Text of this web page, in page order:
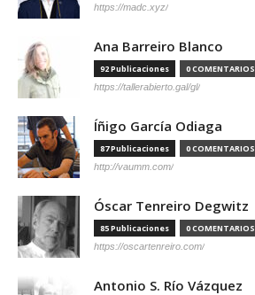
https://madc.xyz/
Ana Barreiro Blanco
92 Publicaciones 0 COMENTARIOS
https://tallerabierto.gal/gl/
Íñigo García Odiaga
87 Publicaciones 0 COMENTARIOS
http://vaumm.com/
Óscar Tenreiro Degwitz
85 Publicaciones 0 COMENTARIOS
https://oscartenreiro.com/
Antonio S. Río Vázquez